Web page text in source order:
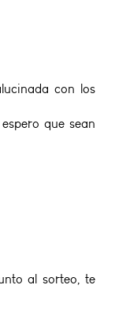
con los
que sean
al sorteo, te